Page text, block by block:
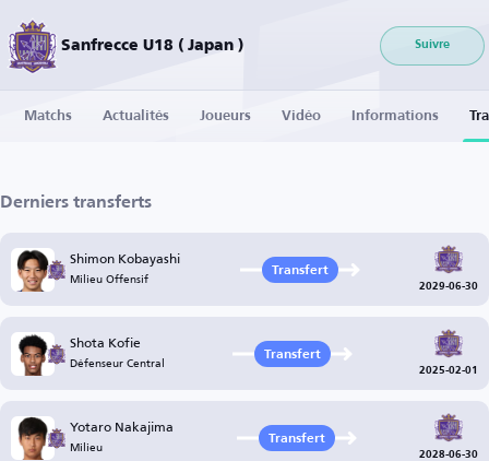
Sanfrecce U18 ( Japan ) Suivre
Matchs Actualités Joueurs Vidéo Informations
Derniers transferts
Shimon Kobayashi
Milieu Offensif Transfert
2029-06-30
Shota Kofie
Défenseur Central Transfert
2025-02-01
Yotaro Nakajima
Milieu Transfert
2028-06-30